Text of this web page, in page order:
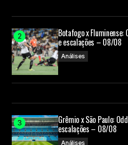
Botafogo x
e escalações – 08/08
Análises
Grêmio x São Paulo:
escalações – 08/08
Análises